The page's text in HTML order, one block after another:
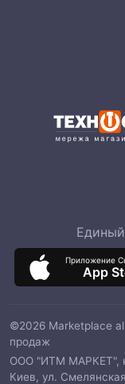
Приложение
App
©2026 Marketplace
продаж
ООО "ИТМ МАРКЕТ",
Киев, ул.